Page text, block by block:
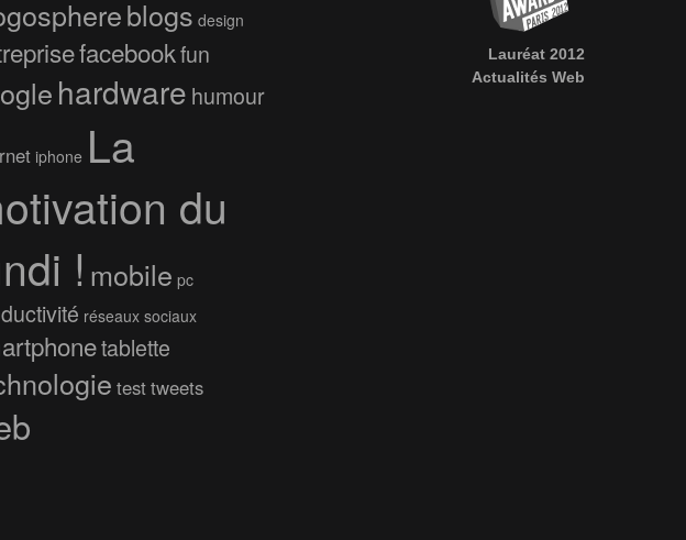
blogs design
facebookfun
hardware humour
iphone La
du
! mobile pc
réseaux sociaux
tablette
testtweets
Lauréat 2012
Actualités Web